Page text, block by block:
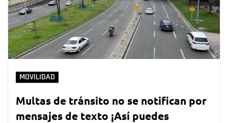
MOVILIDAD
Multas de tránsito no se notifican por
mensajes de texto ¡Así puedes